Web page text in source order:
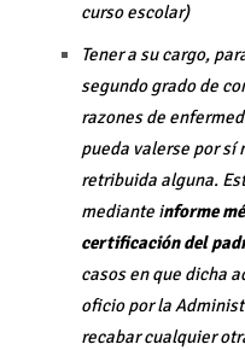
curso escolar)
Tener a su cargo,
segundo grado de
razones de
pueda valerse por sí
retribuida alguna.
mediante informe
certificación del
casos en que dicha
oficio por la
recabar cualquier